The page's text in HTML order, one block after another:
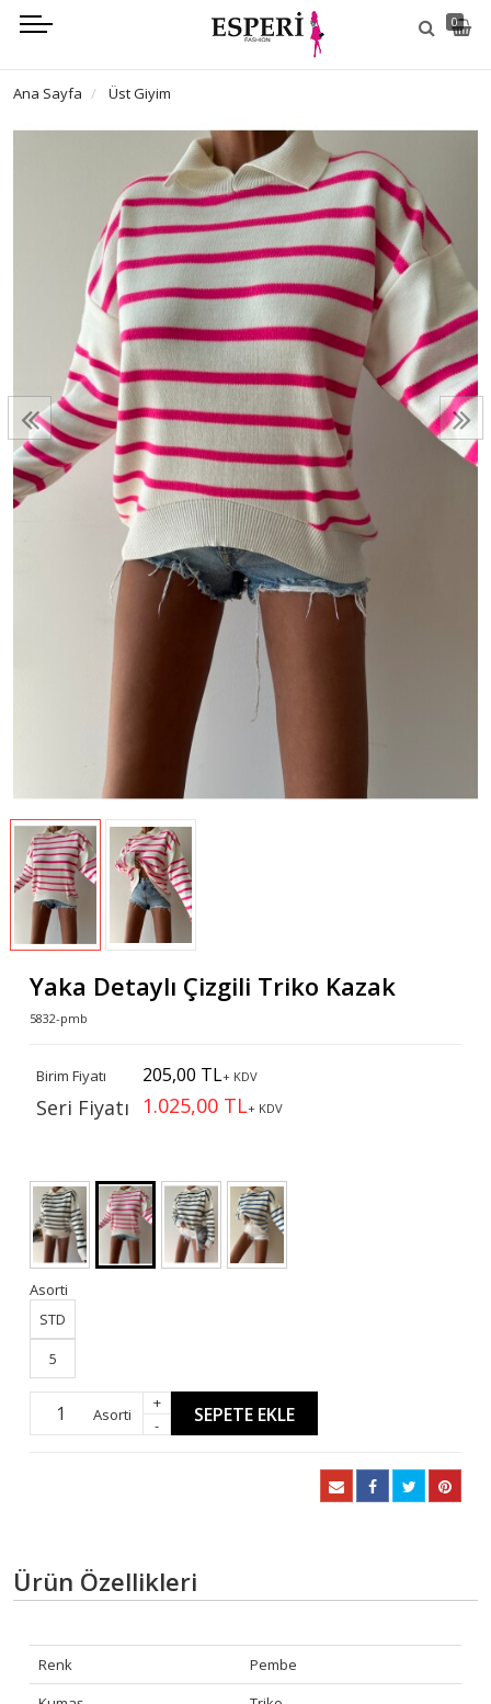
0
Ana Sayfa Üst Giyim
Yaka Detaylı Çizgili Triko Kazak
5832-pmb
Birim Fiyatı 205,00 TL+ KDV
Seri Fiyatı 1.025,00 TL+ KDV
Asorti
STD
5
Asorti
+
-
SEPETE EKLE
Ürün Özellikleri
Renk
Pembe